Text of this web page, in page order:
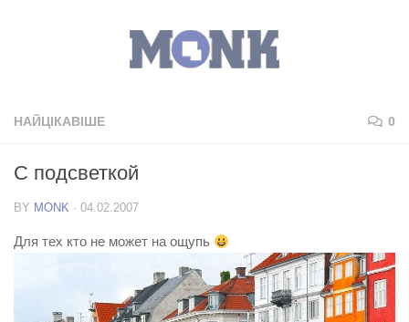
НАЙЦІКАВІШЕ 0
С подсветкой
BY MONK · 04.02.2007
Для тех кто не может на ощупь